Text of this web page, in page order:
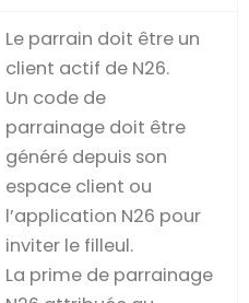
Le parrain doit être un
client actif de N26.
Un code de
parrainage doit être
généré depuis son
espace client ou
l’application N26 pour
inviter le filleul.
La prime de parrainage